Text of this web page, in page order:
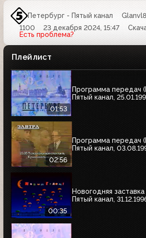
Петербург - Пятый канал
1100
23 декабря 2024, 15:47
Есть проблема?
Плейлист
01:53
Программа передач
Пятый канал,
02:56
Программа передач
Пятый канал,
00:35
Новогодняя
Пятый канал,